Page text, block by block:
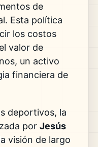
de
Esta política
los costos
valor de
un activo
financiera de
deportivos, la
por Jesús
visión de largo